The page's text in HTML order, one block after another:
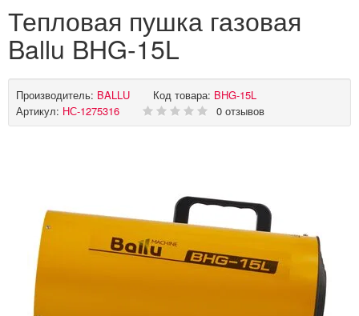
Тепловая пушка газовая
Ballu BHG-15L
Производитель: BALLU Код товара: BHG-15L
Артикул: НС-1275316 0 отзывов